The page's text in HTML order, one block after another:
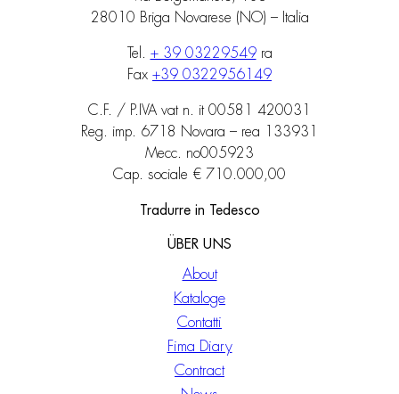
28010 Briga Novarese (NO) – Italia
Tel. + 39 03229549ra
Fax +39 0322956149
C.F. / P.IVA vat n. it 00581 420031
Reg. imp. 6718 Novara – rea 133931
Mecc. no005923
Cap. sociale € 710.000,00
Tradurre in Tedesco
ÜBER UNS
About
Kataloge
Contatti
Fima Diary
Contract